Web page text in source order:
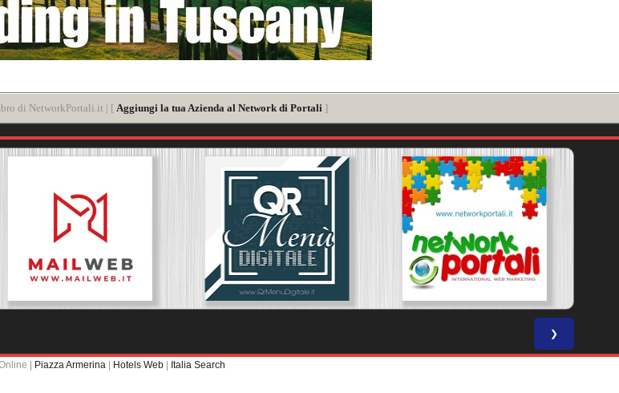
di NetworkPortali.it | [ Aggiungi la tua Azienda al Network di Portali ]
❯
| Piazza Armerina | Hotels Web | Italia Search